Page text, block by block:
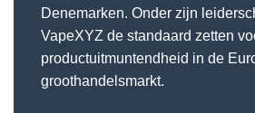
Denemarken. Onder zijn
VapeXYZ de standaard zetten
productuitmuntendheid in de
groothandelsmarkt.